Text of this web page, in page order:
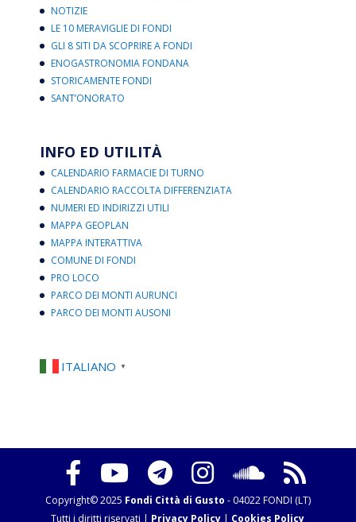
NOTIZIE
LE 10 MERAVIGLIE DI FONDI
GLI 8 SITI DA SCOPRIRE A FONDI
ENOGASTRONOMIA FONDANA
STORICAMENTE FONDI
SANT’ONORATO
INFO ED UTILITÀ
CALENDARIO FARMACIE DI TURNO
CALENDARIO RACCOLTA DIFFERENZIATA
NUMERI ED INDIRIZZI UTILI
MAPPA GEOPLAN
MAPPA INTERATTIVA
COMUNE DI FONDI
PRO LOCO
PARCO DEI MONTI AURUNCI
PARCO DEI MONTI AUSONI
ITALIANO ▼
Copyright© 2025 Fondi Città di Gusto - 04022 FONDI (LT)
Tutti i diritti riservati | Privacy Policy | Cookies Policy